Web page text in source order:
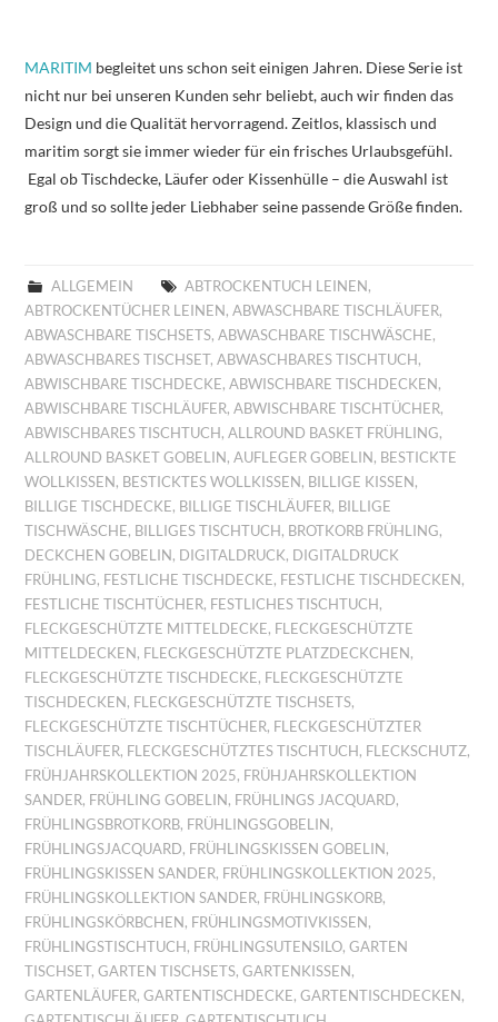
MARITIM begleitet uns schon seit einigen Jahren. Diese Serie ist
nicht nur bei unseren Kunden sehr beliebt, auch wir finden das
Design und die Qualität hervorragend. Zeitlos, klassisch und
maritim sorgt sie immer wieder für ein frisches Urlaubsgefühl.
Egal ob Tischdecke, Läufer oder Kissenhülle – die Auswahl ist
groß und so sollte jeder Liebhaber seine passende Größe finden.
ALLGEMEIN ABTROCKENTUCH LEINEN ,
ABTROCKENTÜCHER LEINEN ,ABWASCHBARE TISCHLÄUFER,
ABWASCHBARE TISCHSETS,ABWASCHBARE TISCHWÄSCHE,
ABWASCHBARES TISCHSET,ABWASCHBARES TISCHTUCH ,
ABWISCHBARE TISCHDECKE,ABWISCHBARE TISCHDECKEN ,
ABWISCHBARE TISCHLÄUFER,ABWISCHBARE TISCHTÜCHER,
ABWISCHBARES TISCHTUCH ,ALLROUND BASKET FRÜHLING,
ALLROUND BASKET GOBELIN ,AUFLEGER GOBELIN , BESTICKTE
WOLLKISSEN , BESTICKTES WOLLKISSEN , BILLIGE KISSEN ,
BILLIGE TISCHDECKE, BILLIGE TISCHLÄUFER, BILLIGE
TISCHWÄSCHE, BILLIGES TISCHTUCH , BROTKORB FRÜHLING,
DECKCHEN GOBELIN , DIGITALDRUCK, DIGITALDRUCK
FRÜHLING, FESTLICHE TISCHDECKE, FESTLICHE TISCHDECKEN ,
FESTLICHE TISCHTÜCHER, FESTLICHES TISCHTUCH ,
FLECKGESCHÜTZTE MITTELDECKE, FLECKGESCHÜTZTE
MITTELDECKEN , FLECKGESCHÜTZTE PLATZDECKCHEN ,
FLECKGESCHÜTZTE TISCHDECKE, FLECKGESCHÜTZTE
TISCHDECKEN , FLECKGESCHÜTZTE TISCHSETS,
FLECKGESCHÜTZTE TISCHTÜCHER, FLECKGESCHÜTZTER
TISCHLÄUFER, FLECKGESCHÜTZTES TISCHTUCH , FLECKSCHUTZ,
FRÜHJAHRSKOLLEKTION 2025, FRÜHJAHRSKOLLEKTION
SANDER, FRÜHLING GOBELIN , FRÜHLINGS JACQUARD,
FRÜHLINGSBROTKORB, FRÜHLINGSGOBELIN ,
FRÜHLINGSJACQUARD, FRÜHLINGSKISSEN GOBELIN ,
FRÜHLINGSKISSEN SANDER, FRÜHLINGSKOLLEKTION 2025,
FRÜHLINGSKOLLEKTION SANDER, FRÜHLINGSKORB,
FRÜHLINGSKÖRBCHEN , FRÜHLINGSMOTIVKISSEN ,
FRÜHLINGSTISCHTUCH , FRÜHLINGSUTENSILO,GARTEN
TISCHSET,GARTEN TISCHSETS,GARTENKISSEN ,
GARTENLÄUFER,GARTENTISCHDECKE,GARTENTISCHDECKEN ,